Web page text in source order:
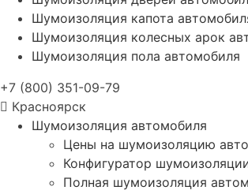
Шумоизоляция капота
Шумоизоляция колесных арок
Шумоизоляция пола автомобиля
+7 (800) 351-09-79
Красноярск
Шумоизоляция автомобиля
Цены на шумоизоляцию
Конфигуратор
Полная шумоизоляция